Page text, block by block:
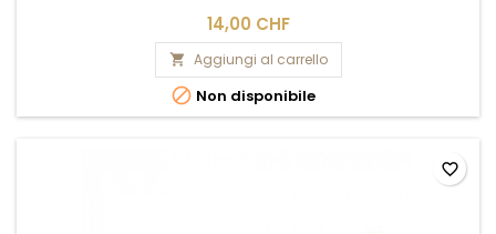
14,00 CHF
 Aggiungi al carrello
 Non disponibile
favorite_border